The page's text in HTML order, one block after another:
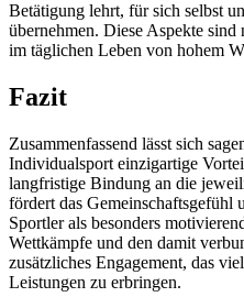
Betätigung lehrt, für sich selbst
übernehmen. Diese Aspekte
im täglichen Leben von hohem
Fazit
Zusammenfassend lässt sich
Individualsport einzigartige
langfristige Bindung an die
fördert das Gemeinschaftsgefühl
Sportler als besonders
Wettkämpfe und den damit
zusätzliches Engagement, das
Leistungen zu erbringen.